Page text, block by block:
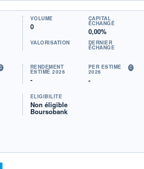
VOLUME
0
CAPITAL
ÉCHANGÉ
0,00%
VALORISATION DERNIER
ÉCHANGE
RENDEMENT
ESTIMÉ 2026
-
PER ESTIMÉ
2026
-
ÉLIGIBILITÉ
Non éligible
Boursobank